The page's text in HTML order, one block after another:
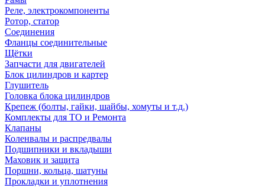
Реле, электрокомпоненты
Ротор, статор
Соединения
Фланцы соединительные
Щётки
Запчасти для двигателей
Блок цилиндров и картер
Глушитель
Головка блока цилиндров
Крепеж (болты, гайки, шайбы, хомуты и т.д.)
Комплекты для ТО и Ремонта
Клапаны
Коленвалы и распредвалы
Подшипники и вкладыши
Маховик и защита
Поршни, кольца, шатуны
Прокладки и уплотнения